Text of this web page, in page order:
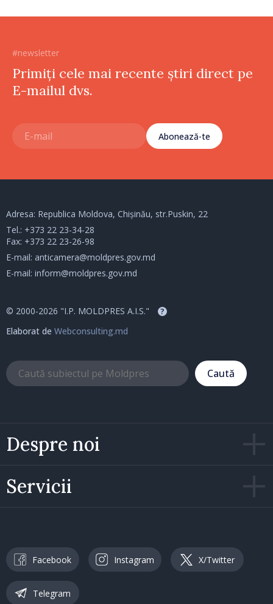
#newsletter
Primiți cele mai recente știri direct pe
E-mailul dvs.
Abonează-te
Despre noi
Servicii
Adresa: Republica Moldova, Chișinău, str.Puskin, 22
Tel.: +373 22 23-34-28
Fax: +373 22 23-26-98
E-mail: anticamera@moldpres.gov.md
E-mail: inform@moldpres.gov.md
© 2000-2026 "I.P. MOLDPRES A.I.S." ?
Elaborat de Webconsulting.md
Caută
Facebook Instagram X/Twitter
Telegram